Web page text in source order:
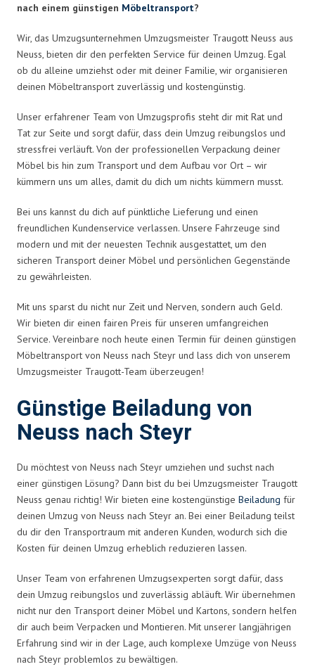
nach einem günstigen Möbeltransport?
Wir, das Umzugsunternehmen Umzugsmeister Traugott Neuss aus
Neuss, bieten dir den perfekten Service für deinen Umzug. Egal
ob du alleine umziehst oder mit deiner Familie, wir organisieren
deinen Möbeltransport zuverlässig und kostengünstig.
Unser erfahrener Team von Umzugsprofis steht dir mit Rat und
Tat zur Seite und sorgt dafür, dass dein Umzug reibungslos und
stressfrei verläuft. Von der professionellen Verpackung deiner
Möbel bis hin zum Transport und dem Aufbau vor Ort – wir
kümmern uns um alles, damit du dich um nichts kümmern musst.
Bei uns kannst du dich auf pünktliche Lieferung und einen
freundlichen Kundenservice verlassen. Unsere Fahrzeuge sind
modern und mit der neuesten Technik ausgestattet, um den
sicheren Transport deiner Möbel und persönlichen Gegenstände
zu gewährleisten.
Mit uns sparst du nicht nur Zeit und Nerven, sondern auch Geld.
Wir bieten dir einen fairen Preis für unseren umfangreichen
Service. Vereinbare noch heute einen Termin für deinen günstigen
Möbeltransport von Neuss nach Steyr und lass dich von unserem
Umzugsmeister Traugott-Team überzeugen!
Günstige Beiladung von
Neuss nach Steyr
Du möchtest von Neuss nach Steyr umziehen und suchst nach
einer günstigen Lösung? Dann bist du bei Umzugsmeister Traugott
Neuss genau richtig! Wir bieten eine kostengünstige Beiladung für
deinen Umzug von Neuss nach Steyr an. Bei einer Beiladung teilst
du dir den Transportraum mit anderen Kunden, wodurch sich die
Kosten für deinen Umzug erheblich reduzieren lassen.
Unser Team von erfahrenen Umzugsexperten sorgt dafür, dass
dein Umzug reibungslos und zuverlässig abläuft. Wir übernehmen
nicht nur den Transport deiner Möbel und Kartons, sondern helfen
dir auch beim Verpacken und Montieren. Mit unserer langjährigen
Erfahrung sind wir in der Lage, auch komplexe Umzüge von Neuss
nach Steyr problemlos zu bewältigen.